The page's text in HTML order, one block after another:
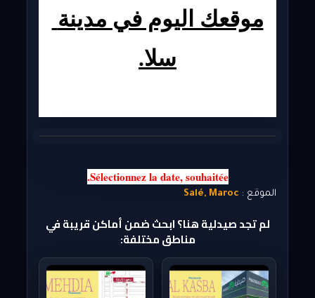
سلا.
Sélectionnez la date, souhaitée.
الموقع : Salé, Maroc
لم تجد صيدلية هنا؟ ابحث ضمن أماكن قريبة في
مناطق مختلفة: